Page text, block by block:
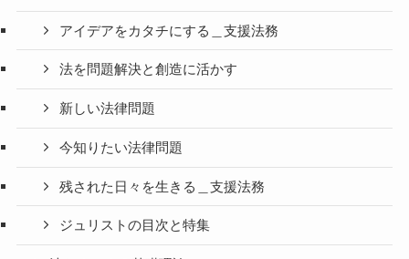
アイデアをカタチにする＿支援法務
法を問題解決と創造に活かす
新しい法律問題
今知りたい法律問題
残された日々を生きる＿支援法務
ジュリストの目次と特集